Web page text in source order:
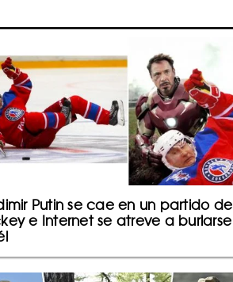
Putin se cae en un partido de
e Internet se atreve a burlarse